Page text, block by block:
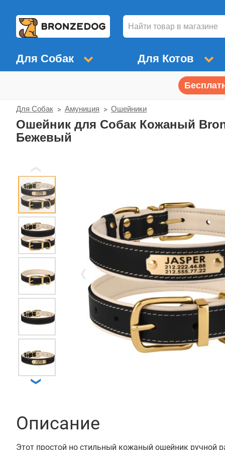
Для Собак Для Котов
Для Собак Амуниция Ошейники
Ошейник для Собак Кожаный
Бежевый
❯
Описание
Этот простой но стильный кожаный ошейник ручной